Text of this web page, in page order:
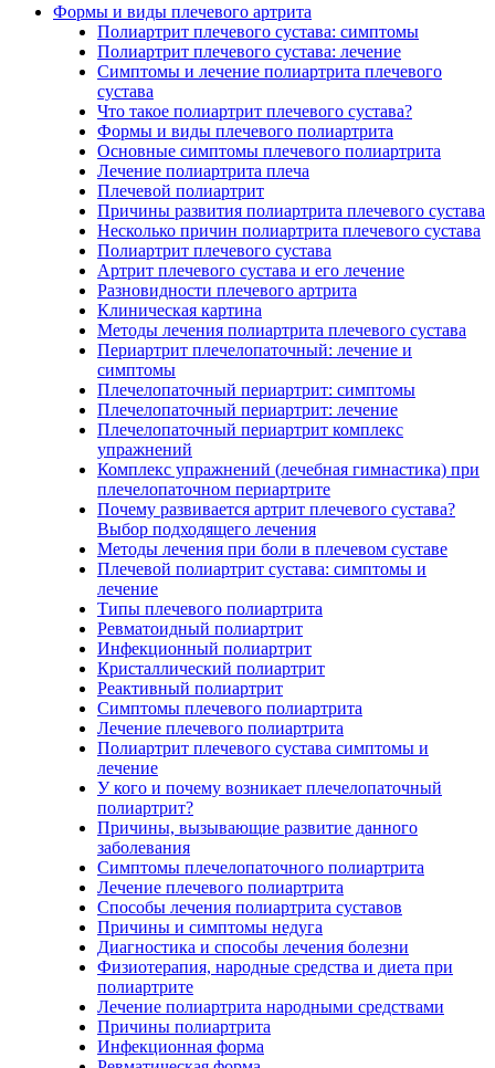
Формы и виды плечевого артрита
Полиартрит плечевого сустава: симптомы
Полиартрит плечевого сустава: лечение
Симптомы и лечение полиартрита плечевого
сустава
Что такое полиартрит плечевого сустава?
Формы и виды плечевого полиартрита
Основные симптомы плечевого полиартрита
Лечение полиартрита плеча
Плечевой полиартрит
Причины развития полиартрита плечевого сустава
Несколько причин полиартрита плечевого сустава
Полиартрит плечевого сустава
Артрит плечевого сустава и его лечение
Разновидности плечевого артрита
Клиническая картина
Методы лечения полиартрита плечевого сустава
Периартрит плечелопаточный: лечение и
симптомы
Плечелопаточный периартрит: симптомы
Плечелопаточный периартрит: лечение
Плечелопаточный периартрит комплекс
упражнений
Комплекс упражнений (лечебная гимнастика) при
плечелопаточном периартрите
Почему развивается артрит плечевого сустава?
Выбор подходящего лечения
Методы лечения при боли в плечевом суставе
Плечевой полиартрит сустава: симптомы и
лечение
Типы плечевого полиартрита
Ревматоидный полиартрит
Инфекционный полиартрит
Кристаллический полиартрит
Реактивный полиартрит
Симптомы плечевого полиартрита
Лечение плечевого полиартрита
Полиартрит плечевого сустава симптомы и
лечение
У кого и почему возникает плечелопаточный
полиартрит?
Причины, вызывающие развитие данного
заболевания
Симптомы плечелопаточного полиартрита
Лечение плечевого полиартрита
Способы лечения полиартрита суставов
Причины и симптомы недуга
Диагностика и способы лечения болезни
Физиотерапия, народные средства и диета при
полиартрите
Лечение полиартрита народными средствами
Причины полиартрита
Инфекционная форма